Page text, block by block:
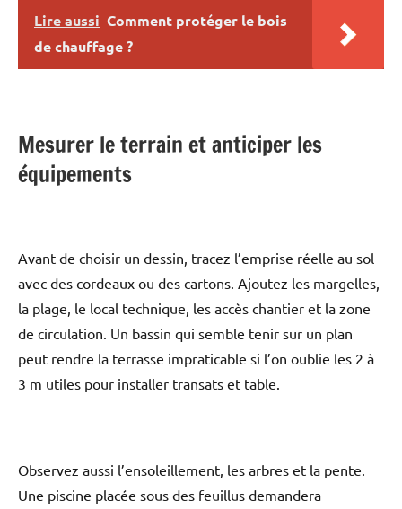
Lire aussi Comment protéger le bois
de chauffage ?
Mesurer le terrain et anticiper les
équipements
Avant de choisir un dessin, tracez l’emprise réelle au sol
avec des cordeaux ou des cartons. Ajoutez les margelles,
la plage, le local technique, les accès chantier et la zone
de circulation. Un bassin qui semble tenir sur un plan
peut rendre la terrasse impraticable si l’on oublie les 2 à
3 m utiles pour installer transats et table.
Observez aussi l’ensoleillement, les arbres et la pente.
Une piscine placée sous des feuillus demandera